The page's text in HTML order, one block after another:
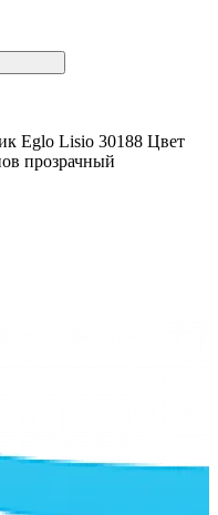
Eglo Lisio 30188 Цвет
прозрачный